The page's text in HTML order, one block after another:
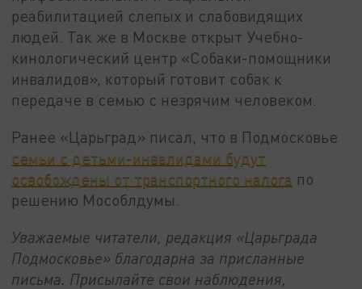
реабилитацией слепых и слабовидящих
людей. Так же в Москве открыт Учебно-
кинологический центр «Собаки-помощники
инвалидов», который готовит собак к
передаче в семью с незрячим человеком.
Ранее «Царьград» писал, что в Подмосковье
семьи с детьми-инвалидами будут
освобождены от транспортного налога по
решению Мособлдумы.
Уважаемые читатели, редакция «Царьграда
Подмосковье» благодарна за присланные
письма. Присылайте свои наблюдения,